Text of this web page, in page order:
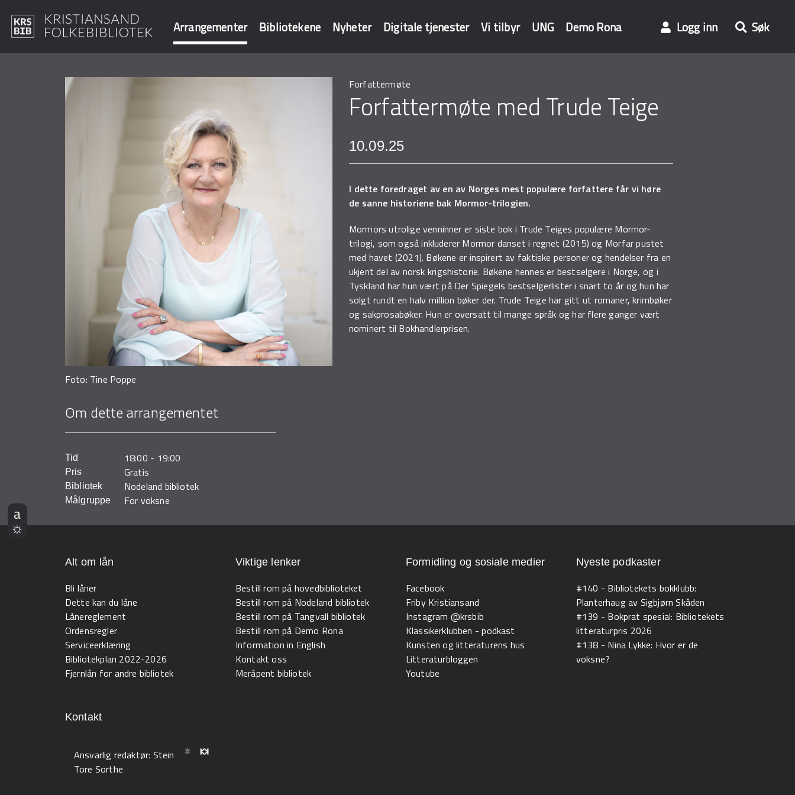
Arrangementer Bibliotekene Nyheter Digitale tjenester Vi tilbyr UNG Demo Rona Logg inn Søk
Foto: Tine Poppe
Om dette arrangementet
Tid 18:00 - 19:00
Pris Gratis
Bibliotek Nodeland bibliotek
Målgruppe For voksne
Forfattermøte
Forfattermøte med Trude Teige
10.09.25
I dette foredraget av en av Norges mest populære forfattere får vi høre
de sanne historiene bak Mormor-trilogien.
Mormors utrolige venninner er siste bok i Trude Teiges populære Mormor-
trilogi, som også inkluderer Mormor danset i regnet (2015) og Morfar pustet
med havet (2021). Bøkene er inspirert av faktiske personer og hendelser fra en
ukjent del av norsk krigshistorie. Bøkene hennes er bestselgere i Norge, og i
Tyskland har hun vært på Der Spiegels bestselgerlister i snart to år og hun har
solgt rundt en halv million bøker der. Trude Teige har gitt ut romaner, krimbøker
og sakprosabøker. Hun er oversatt til mange språk og har flere ganger vært
nominert til Bokhandlerprisen.
Alt om lån
Bli låner
Dette kan du låne
Lånereglement
Ordensregler
Serviceerklæring
Bibliotekplan 2022-2026
Fjernlån for andre bibliotek
Viktige lenker
Bestill rom på hovedbiblioteket
Bestill rom på Nodeland bibliotek
Bestill rom på Tangvall bibliotek
Bestill rom på Demo Rona
Information in English
Kontakt oss
Meråpent bibliotek
Formidling og sosiale medier
Facebook
Friby Kristiansand
Instagram @krsbib
Klassikerklubben - podkast
Kunsten og litteraturens hus
Litteraturbloggen
Youtube
Nyeste podkaster
#140 - Bibliotekets bokklubb:
Planterhaug av Sigbjørn Skåden
#139 - Bokprat spesial: Bibliotekets
litteraturpris 2026
#138 - Nina Lykke: Hvor er de
voksne?
Kontakt
Ansvarlig redaktør: Stein
Tore Sorthe